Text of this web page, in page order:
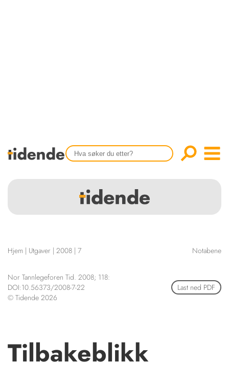
Tidligere utgaver
HENVISNINGER
KURSKALENDER
STILLINGER
KJØP & SALG
KONTAKT
Scientific articles
Publication and media
Hjem | Utgaver | 2008 | 7 Notabene
Nor Tannlegeforen Tid. 2008; 118:
DOI:10.56373/2008-7-22
© Tidende 2026
Last ned PDF
Tilbakeblikk